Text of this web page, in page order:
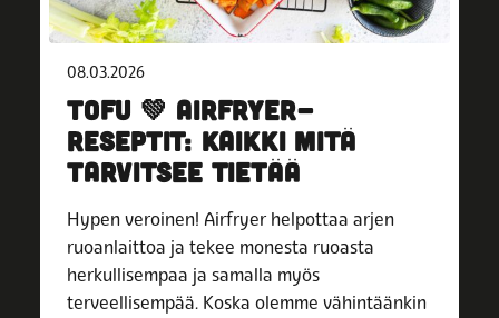
08.03.2026
TOFU 💚 AIRFRYER-
RESEPTIT: KAIKKI MITÄ
TARVITSEE TIETÄÄ
Hypen veroinen! Airfryer helpottaa arjen
ruoanlaittoa ja tekee monesta ruoasta
herkullisempaa ja samalla myös
terveellisempää. Koska olemme vähintäänkin